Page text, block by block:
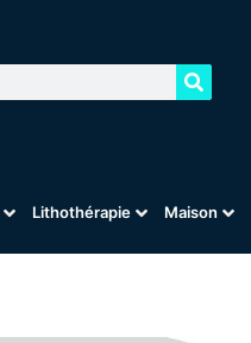
Lithothérapie Maison